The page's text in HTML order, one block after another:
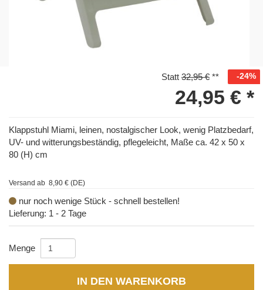
Statt 32,95 € ** -24%
24,95 € *
Klappstuhl Miami, leinen, nostalgischer Look, wenig Platzbedarf,
UV- und witterungsbeständig, pflegeleicht, Maße ca. 42 x 50 x
80 (H) cm
Versand ab 8,90 € (DE)
nur noch wenige Stück - schnell bestellen!
Lieferung: 1 - 2 Tage
Menge
IN DEN WARENKORB